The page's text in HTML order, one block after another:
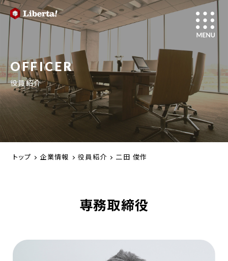
OFFICER
役員紹介
トップ 企業情報 役員紹介 二田 俊作
専務取締役